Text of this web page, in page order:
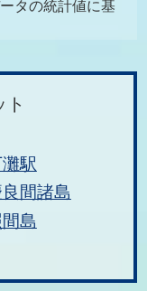
タの統計値に基
駅
良間諸島
島